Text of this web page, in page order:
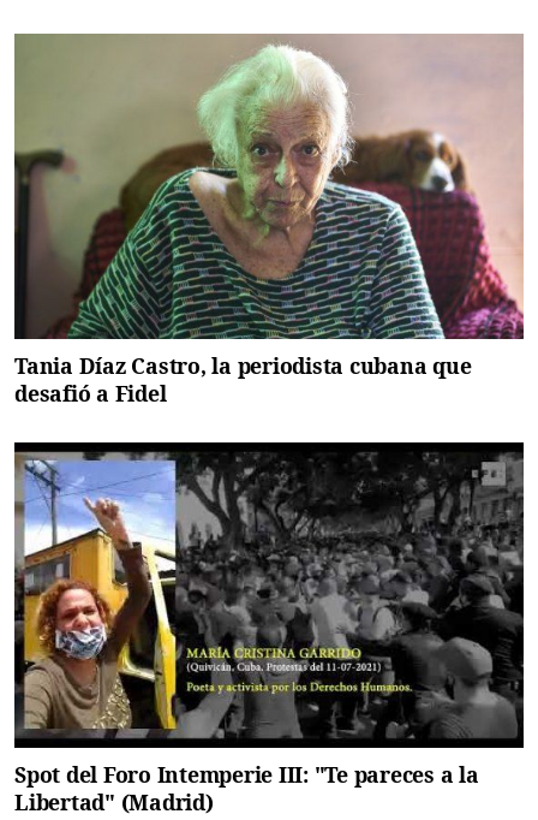
Tania Díaz Castro, la periodista cubana que
desafió a Fidel
Spot del Foro Intemperie III: "Te pareces a la
Libertad" (Madrid)